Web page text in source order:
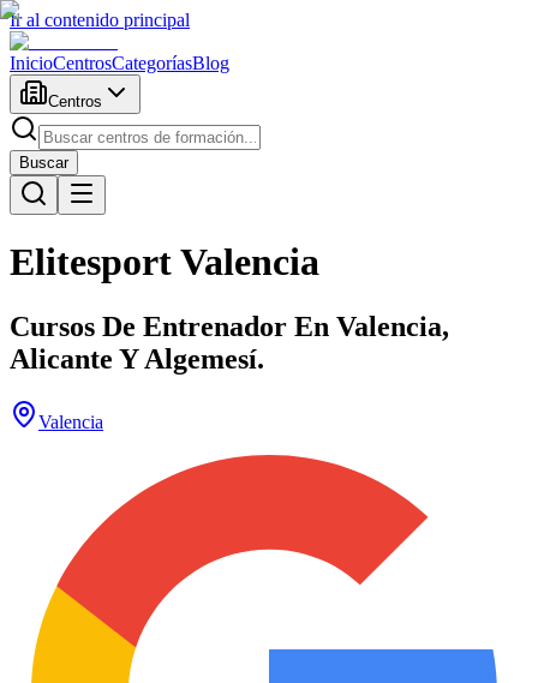
Ir al contenido principal
InicioCentrosCategoríasBlog
Centros
Buscar
Elitesport Valencia
Cursos De Entrenador En Valencia,
Alicante Y Algemesí.
Valencia